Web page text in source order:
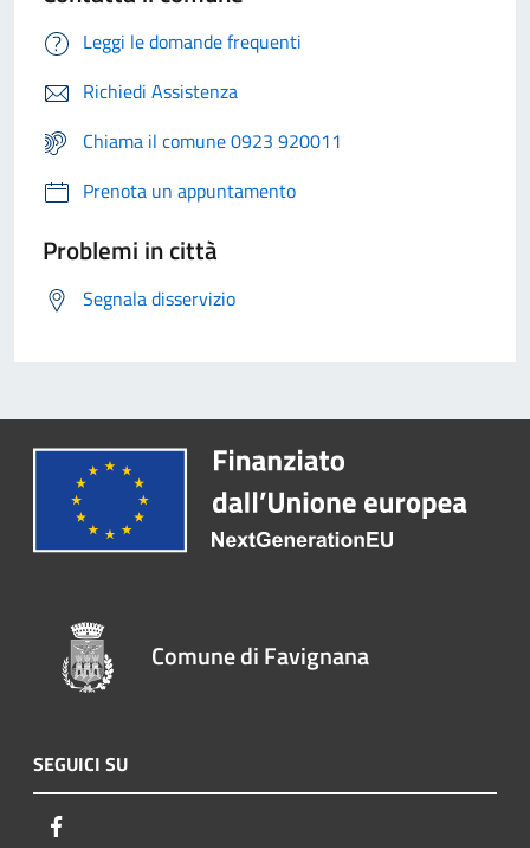
Leggi le domande frequenti
Richiedi Assistenza
Chiama il comune 0923 920011
Prenota un appuntamento
Problemi in città
Segnala disservizio
Comune di Favignana
SEGUICI SU